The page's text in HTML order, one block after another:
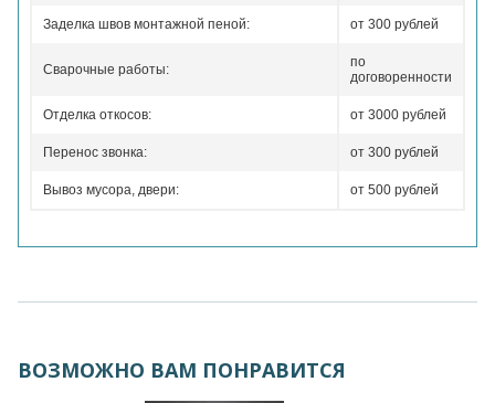
Заделка швов монтажной пеной: от 300 рублей
Сварочные работы:
по
договоренности
Отделка откосов: от 3000 рублей
Перенос звонка: от 300 рублей
Вывоз мусора, двери: от 500 рублей
ВОЗМОЖНО ВАМ ПОНРАВИТСЯ